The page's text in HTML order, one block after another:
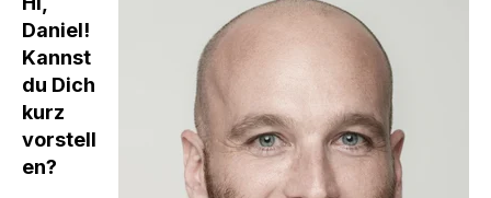
Daniel!
Kannst
du Dich
kurz
vorstell
en?